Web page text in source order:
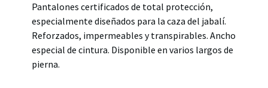
Pantalones certificados de total protección,
especialmente diseñados para la caza del jabalí.
Reforzados, impermeables y transpirables. Ancho
especial de cintura. Disponible en varios largos de
pierna.